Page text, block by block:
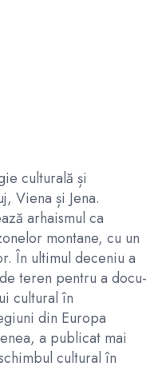
culturală și
Viena și Jena.
arhaismul ca
montane, cu un
În ultimul deceniu a
teren pentru a docu-
cultural în
din Europa
a publicat mai
cultural în